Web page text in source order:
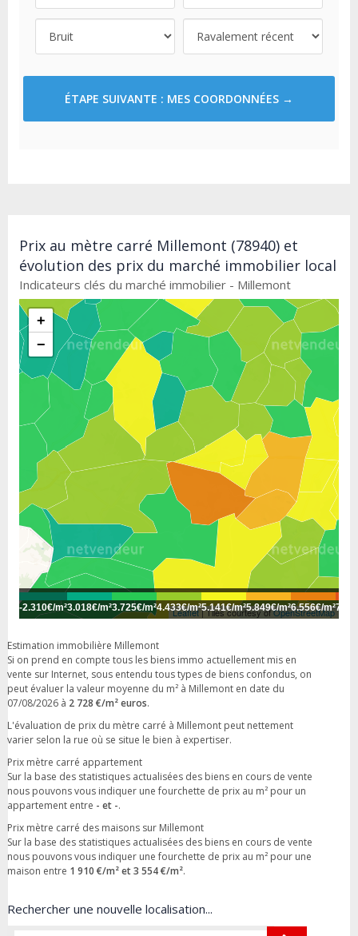
ÉTAPE SUIVANTE : MES COORDONNÉES →
Prix au mètre carré Millemont (78940) et
évolution des prix du marché immobilier local
Indicateurs clés du marché immobilier - Millemont
+
−
Leaflet| Tiles courtesy ofOpenStreetMap
-2.310€/m²3.018€/m²3.725€/m²4.433€/m²5.141€/m²5.849€/m²6.556€/m²
Estimation immobilière Millemont
Si on prend en compte tous les biens immo actuellement mis en
vente sur Internet, sous entendu tous types de biens confondus, on
peut évaluer la valeur moyenne du m² à Millemont en date du
07/08/2026 à 2 728 €/m² euros.
L'évaluation de prix du mètre carré à Millemont peut nettement
varier selon la rue où se situe le bien à expertiser.
Prix mètre carré appartement
Sur la base des statistiques actualisées des biens en cours de vente
nous pouvons vous indiquer une fourchette de prix au m² pour un
appartement entre - et -.
Prix mètre carré des maisons sur Millemont
Sur la base des statistiques actualisées des biens en cours de vente
nous pouvons vous indiquer une fourchette de prix au m² pour une
maison entre 1 910 €/m² et 3 554 €/m².
Rechercher une nouvelle localisation...